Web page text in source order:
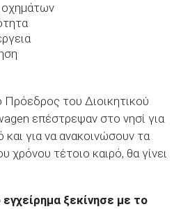
οχημάτων
του Διοικητικού
επέστρεψαν στο νησί για
για να ανακοινώσουν τα
χρόνου τέτοιο καιρό, θα γίνει
εγχείρημα ξεκίνησε με το